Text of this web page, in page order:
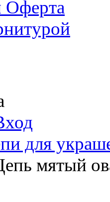
Оферта
для
мятый